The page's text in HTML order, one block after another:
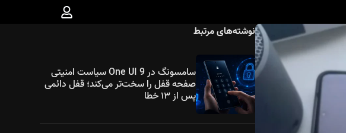
نوشته‌های مرتبط
سامسونگ در One UI 9 سیاست امنیتی
صفحه قفل را سخت‌تر می‌کند؛ قفل دائمی
پس از ۱۳ خطا